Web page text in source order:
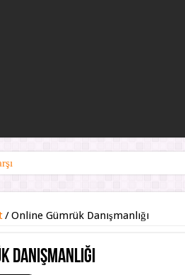
intiharı
yeni gelişmeler
/Online Gümrük Danışmanlığı
Danışmanlığı